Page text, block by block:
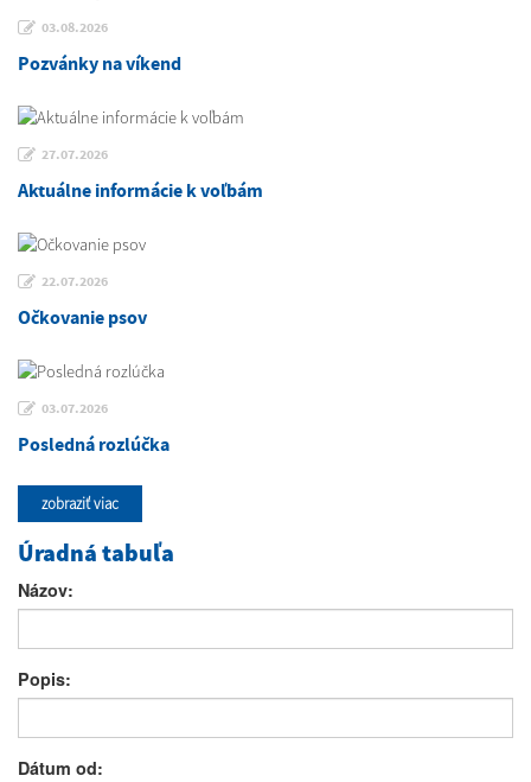
03.08.2026
Pozvánky na víkend
27.07.2026
Aktuálne informácie k voľbám
22.07.2026
Očkovanie psov
03.07.2026
Posledná rozlúčka
zobraziť viac
Úradná tabuľa
Názov:
Popis:
Dátum od: